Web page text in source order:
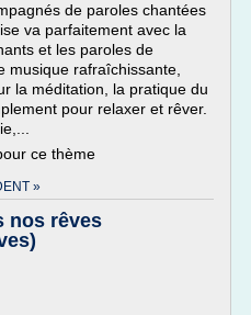
de paroles chantées
va parfaitement avec la
et les paroles de
musique rafraîchissante,
la méditation, la pratique du
pour relaxer et rêver.
ce thème
»
nos rêves